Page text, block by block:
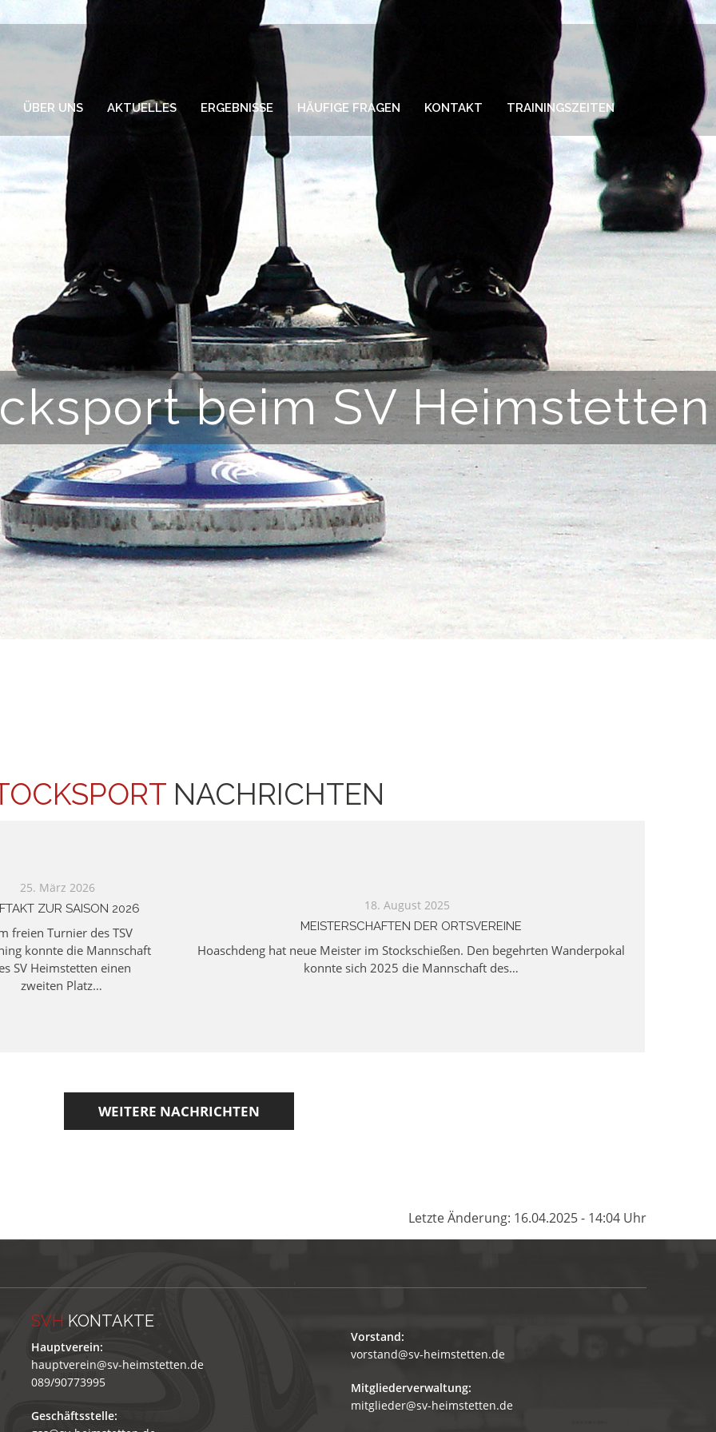
ÜBER UNS AKTUELLES ERGEBNISSE HÄUFIGE FRAGEN KONTAKT TRAININGSZEITEN
beim SV Heimstetten
NACHRICHTEN
25. März 2026
ZUR SAISON 2026
freien Turnier des TSV
konnte die Mannschaft
SV Heimstetten einen
zweiten Platz…
18. August 2025
MEISTERSCHAFTEN DER ORTSVEREINE
Hoaschdeng hat neue Meister im Stockschießen. Den begehrten Wanderpokal
konnte sich 2025 die Mannschaft des…
WEITERE NACHRICHTEN
Letzte Änderung: 16.04.2025 - 14:04 Uhr
SVH KONTAKTE
Hauptverein:
hauptverein@sv-heimstetten.de
089/90773995
Geschäftsstelle:
Vorstand:
vorstand@sv-heimstetten.de
Mitgliederverwaltung:
mitglieder@sv-heimstetten.de